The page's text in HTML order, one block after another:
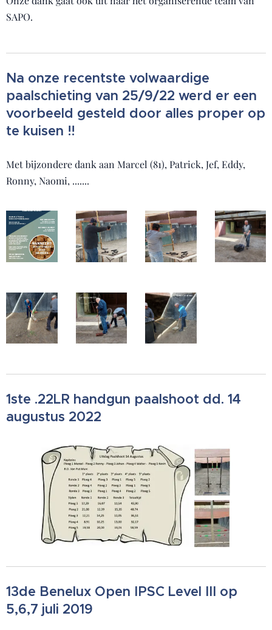
SAPO.
Na onze recentste volwaardige
paalschieting van 25/9/22 werd er een
voorbeeld gesteld door alles proper op
te kuisen !!
Met bijzondere dank aan Marcel (81), Patrick, Jef, Eddy,
Ronny, Naomi, .......
1ste .22LR handgun paalshoot dd. 14
augustus 2022
13de Benelux Open IPSC Level III op
5,6,7 juli 2019